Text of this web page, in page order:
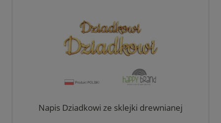
Napis Dziadkowi ze sklejki drewnianej